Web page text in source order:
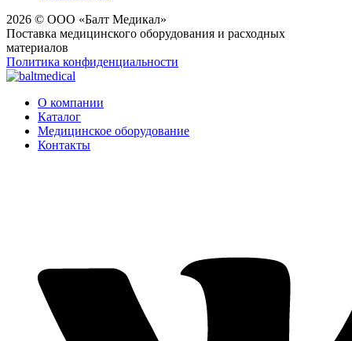
2026 © ООО «Балт Медикал»
Поставка медицинского оборудования и расходных
материалов
Политика конфиденциальности
О компании
Каталог
Медицинское оборудование
Контакты